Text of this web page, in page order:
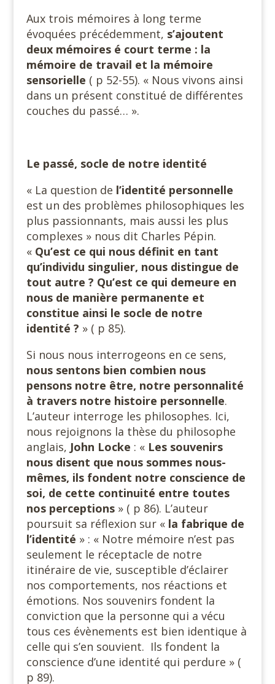
Aux trois mémoires à long terme
évoquées précédemment, s’ajoutent
deux mémoires é court terme : la
mémoire de travail et la mémoire
sensorielle ( p 52-55). « Nous vivons ainsi
dans un présent constitué de différentes
couches du passé… ».
Le passé, socle de notre identité
« La question de l’identité personnelle
est un des problèmes philosophiques les
plus passionnants, mais aussi les plus
complexes » nous dit Charles Pépin.
« Qu’est ce qui nous définit en tant
qu’individu singulier, nous distingue de
tout autre ? Qu’est ce qui demeure en
nous de manière permanente et
constitue ainsi le socle de notre
identité ? » ( p 85).
Si nous nous interrogeons en ce sens,
nous sentons bien combien nous
pensons notre être, notre personnalité
à travers notre histoire personnelle.
L’auteur interroge les philosophes. Ici,
nous rejoignons la thèse du philosophe
anglais, John Locke : « Les souvenirs
nous disent que nous sommes nous-
mêmes, ils fondent notre conscience de
soi, de cette continuité entre toutes
nos perceptions» ( p 86). L’auteur
poursuit sa réflexion sur « la fabrique de
l’identité » : « Notre mémoire n’est pas
seulement le réceptacle de notre
itinéraire de vie, susceptible d’éclairer
nos comportements, nos réactions et
émotions. Nos souvenirs fondent la
conviction que la personne qui a vécu
tous ces évènements est bien identique à
celle qui s’en souvient. Ils fondent la
conscience d’une identité qui perdure » (
p 89).